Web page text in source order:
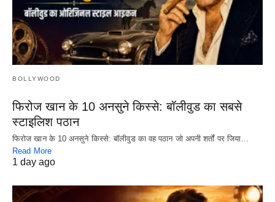
BOLLYWOOD
फिरोज खान के 10 अनसुने किस्से: बॉलीवुड का सबसे
स्टाइलिश पठान
फिरोज खान के 10 अनसुने किस्से: बॉलीवुड का वह पठान जो अपनी शर्तों पर जिया…
Read More
1 day ago